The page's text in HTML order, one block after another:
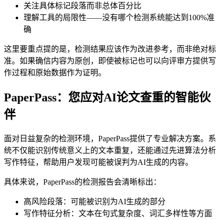
关注具体标记段落而非总体百分比
理解工具的局限性——没有哪个检测系统能达到100%准
确
这里要重点提的是，检测结果应该作为改进参考，而非绝对标
准。如果确信内容为原创，即使被标记也可以向评审方提供写
作过程和原始数据作为证明。
PaperPass：您应对AI论文查重的智能伙
伴
面对日益复杂的检测环境，PaperPass提供了专业解决方案。系
统不仅能识别传统意义上的文本重复，还能通过先进算法分析
写作特征，帮助用户发现可能被误判为AI生成的内容。
具体来说，PaperPass的检测报告会清晰标出：
高风险段落：可能被识别为AI生成的部分
写作特征分析：文本在句式复杂度、词汇多样性等方面